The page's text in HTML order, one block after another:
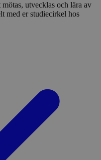
utvecklas och lära av
med er studiecirkel hos